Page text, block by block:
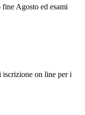
Agosto ed esami
iscrizione on line per i